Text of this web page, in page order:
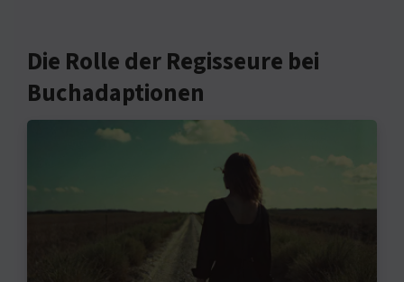
Die Rolle der Regisseure bei
Buchadaptionen